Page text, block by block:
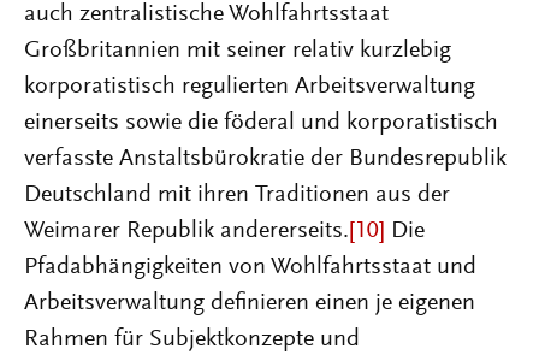
auch zentralistische Wohlfahrtsstaat
Großbritannien mit seiner relativ kurzlebig
korporatistisch regulierten Arbeitsverwaltung
einerseits sowie die föderal und korporatistisch
verfasste Anstaltsbürokratie der Bundesrepublik
Deutschland mit ihren Traditionen aus der
Weimarer Republik andererseits. [10] Die
Pfadabhängigkeiten von Wohlfahrtsstaat und
Arbeitsverwaltung definieren einen je eigenen
Rahmen für Subjektkonzepte und